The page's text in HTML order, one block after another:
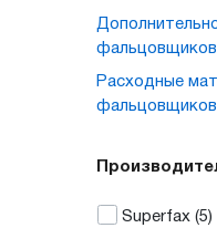
фальцовщиков
Расходные
фальцовщиков
Superfax (5)